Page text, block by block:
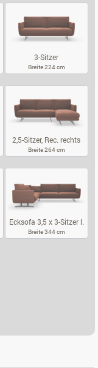
3-Sitzer
Breite 224 cm
2,5-Sitzer, Rec. rechts
Breite 264 cm
Ecksofa 3,5 x 3-Sitzer l.
Breite 344 cm